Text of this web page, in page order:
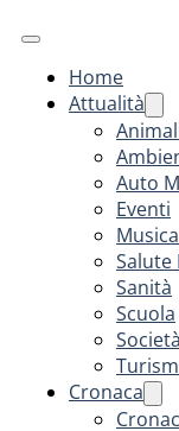
Home
Attualità
Auto
Eventi
Salute
Sanità
Scuola
Società
Cronaca